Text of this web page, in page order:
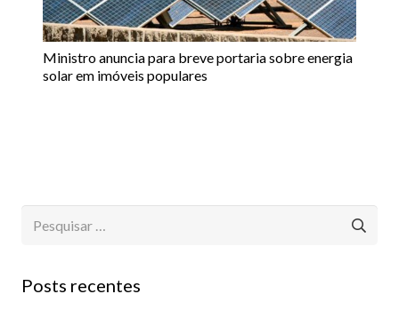
Ministro anuncia para breve portaria sobre energia
solar em imóveis populares
Posts recentes